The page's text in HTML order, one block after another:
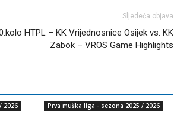
Sljedeća objava
HTPL – KK Vrijednosnice Osijek vs. KK
Zabok – VROS Game Highlights
2026 Prva muška liga - sezona 2025 / 2026